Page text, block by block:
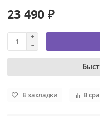
23 490 ₽
В закладки В